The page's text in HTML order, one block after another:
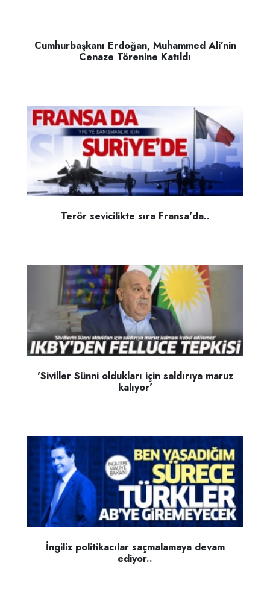
Cumhurbaşkanı Erdoğan, Muhammed Ali’nin
Cenaze Törenine Katıldı
Terör sevicilikte sıra Fransa'da..
'Siviller Sünni oldukları için saldırıya maruz
kalıyor'
İngiliz politikacılar saçmalamaya devam
ediyor..